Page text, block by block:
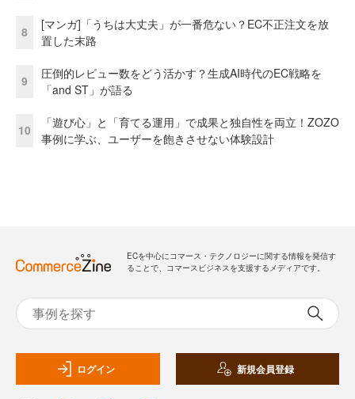
8
[マンガ]「うちは大丈夫」が一番危ない？EC不正注文を放
置した末路
9
圧倒的レビュー数をどう活かす？生成AI時代のEC戦略を
「and ST」が語る
10
「遊び心」と「育てる運用」で成果と独自性を両立！ZOZO
事例に学ぶ、ユーザーを飽きさせない体験設計
ECを中心にコマース・テクノロジーに関する情報を発信す
ることで、コマースビジネスを支援するメディアです。
ログイン 新規会員登録